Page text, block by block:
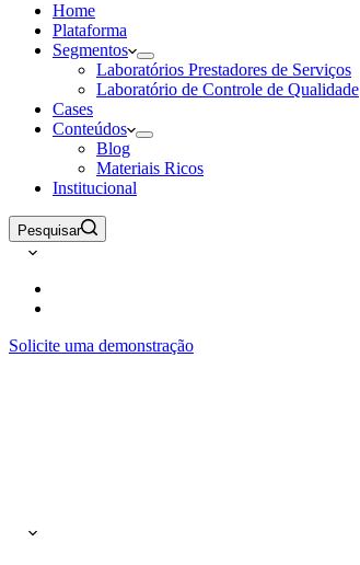
Home
Plataforma
Segmentos
Laboratórios Prestadores de Serviços
Laboratório de Controle de Qualidade
Cases
Conteúdos
Blog
Materiais Ricos
Institucional
Pesquisar
Solicite uma demonstração